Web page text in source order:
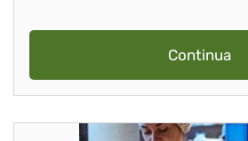
Continua